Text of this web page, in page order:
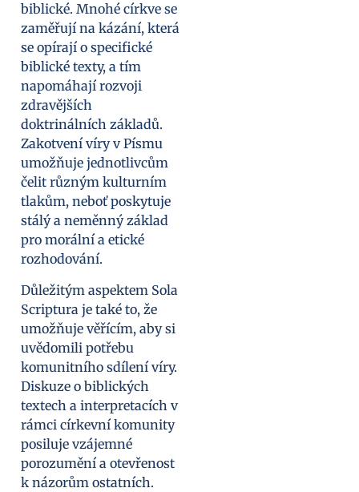
biblické. Mnohé církve se
zaměřují na kázání, která
se opírají o specifické
biblické texty, a tím
napomáhají rozvoji
zdravějších
doktrinálních základů.
Zakotvení víry v Písmu
umožňuje jednotlivcům
čelit různým kulturním
tlakům, neboť poskytuje
stálý a neměnný základ
pro morální a etické
rozhodování.
Důležitým aspektem Sola
Scriptura je také to, že
umožňuje věřícím, aby si
uvědomili potřebu
komunitního sdílení víry.
Diskuze o biblických
textech a interpretacích v
rámci církevní komunity
posiluje vzájemné
porozumění a otevřenost
k názorům ostatních.